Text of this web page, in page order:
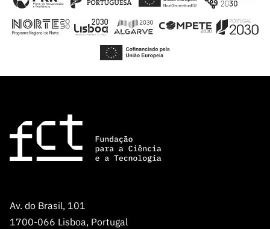
Av. do Brasil, 101
1700-066 Lisboa, Portugal